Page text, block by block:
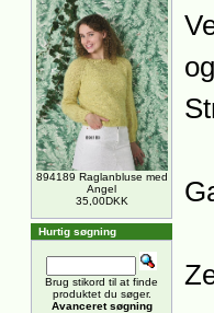
894189 Raglanbluse med
Angel
35,00DKK
Hurtig søgning
Brug stikord til at finde
produktet du søger.
Avanceret søgning